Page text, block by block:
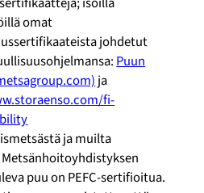
omat
johdetut
Puun
ja
fi-
ja muilta
puu on PEFC-sertifioitua.